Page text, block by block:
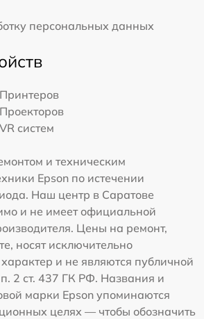
персональных данных
Принтеров
Проекторов
VR систем
и техническим
Epson по истечении
Наш центр в Саратове
и не имеет официальной
Цены на ремонт,
носят исключительно
и не являются публичной
2 ст. 437 ГК РФ. Названия и
марки Epson упоминаются
целях — чтобы обозначить